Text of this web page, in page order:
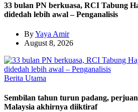
33 bulan PN berkuasa, RCI Tabung
didedah lebih awal – Penganalisis
ByYaya Amir
August 8, 2026
Berita Utama
Sembilan tahun turun padang,
Malaysia akhirnya diiktiraf